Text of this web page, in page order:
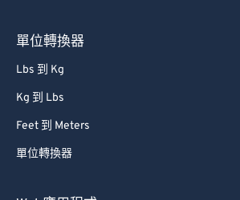
單位轉換器
Lbs 到 Kg
Kg 到 Lbs
Feet 到 Meters
單位轉換器